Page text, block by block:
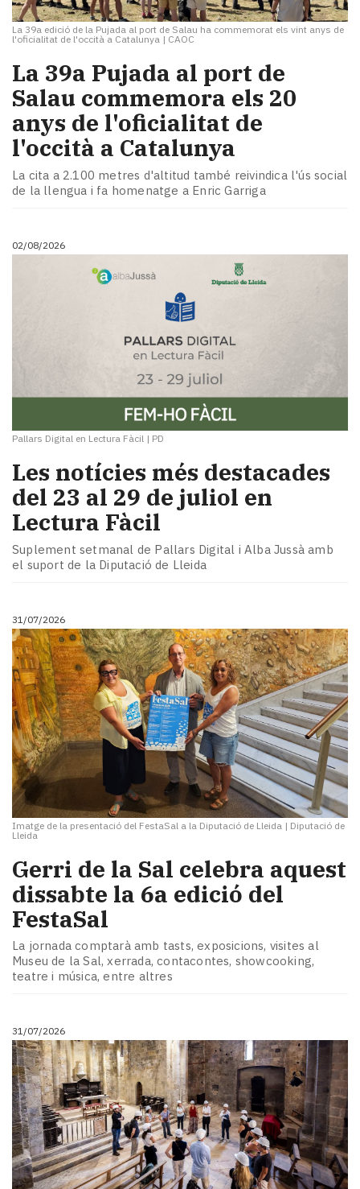
La 39a edició de la Pujada al port de Salau ha commemorat els vint anys de
l'oficialitat de l'occità a Catalunya | CAOC
​La 39a Pujada al port de
Salau commemora els 20
anys de l'oficialitat de
l'occità a Catalunya
La cita a 2.100 metres d'altitud també reivindica l'ús social
de la llengua i fa homenatge a Enric Garriga
02/08/2026
Pallars Digital en Lectura Fàcil | PD
Les notícies més destacades
del 23 al 29 de juliol en
Lectura Fàcil
Suplement setmanal de Pallars Digital i Alba Jussà amb
el suport de la Diputació de Lleida
31/07/2026
Imatge de la presentació del FestaSal a la Diputació de Lleida | Diputació de
Lleida
Gerri de la Sal celebra aquest
dissabte la 6a edició del
FestaSal
La jornada comptarà amb tasts, exposicions, visites al
Museu de la Sal, xerrada, contacontes, showcooking,
teatre i música, entre altres
31/07/2026